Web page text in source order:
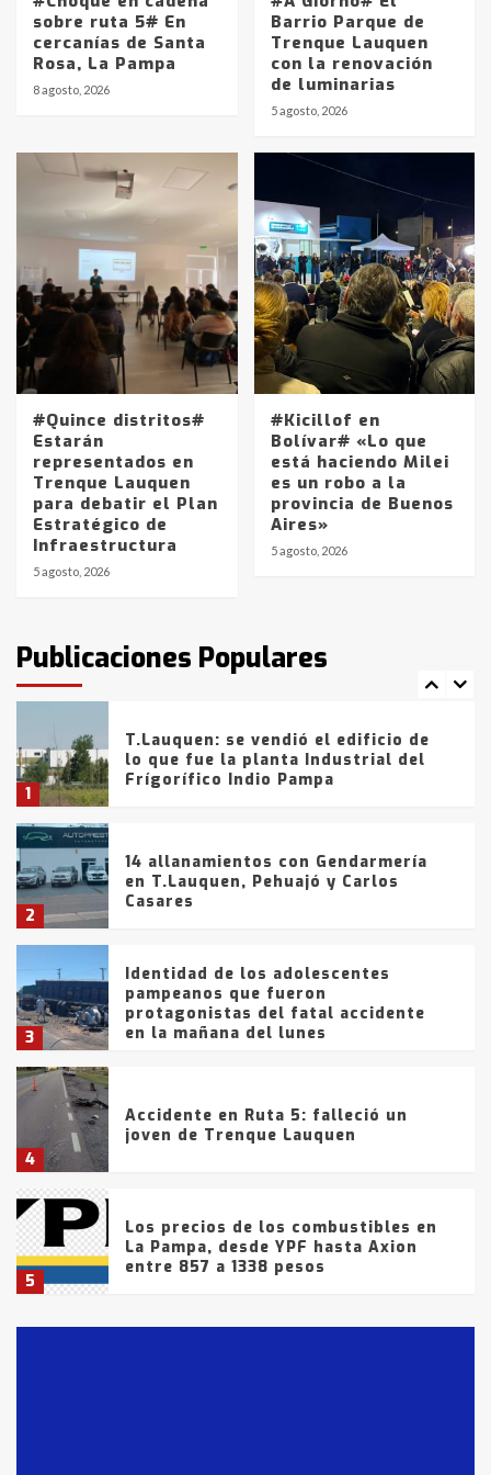
sobre ruta 5# En
cercanías de Santa
Rosa, La Pampa
8 agosto, 2026
Barrio Parque de
Trenque Lauquen
con la renovación
de luminarias
5 agosto, 2026
#Quince distritos#
Estarán
representados en
Trenque Lauquen
para debatir el Plan
Estratégico de
Infraestructura
5 agosto, 2026
#Kicillof en
Bolívar# «Lo que
está haciendo Milei
es un robo a la
provincia de Buenos
Aires»
5 agosto, 2026
Publicaciones Populares
Identidad de los adolescentes
protagonistas del fatal accidente
en la mañana del lunes
4
Accidente en Ruta 5: falleció un
joven de Trenque Lauquen
5
Los precios de los combustibles en
La Pampa, desde YPF hasta Axion
entre 857 a 1338 pesos
6
La Bolsa de Cereales de Bahía
Blanca anticipa que Agosto vendrá
con lluvias y heladas, en gran parte
de la provincia
fueron detenidos por
comercialización de drogas en la
tarde del sábado
1
T.Lauquen: se vendió el edificio de
lo que fue la planta Industrial del
Frígorífico Indio Pampa
2
14 allanamientos con Gendarmería
en T.Lauquen, Pehuajó y Carlos
Casares
3
Identidad de los adolescentes
pampeanos que fueron
protagonistas del fatal accidente
en la mañana del lunes
4
Accidente en Ruta 5: falleció un
joven de Trenque Lauquen
5
Los precios de los combustibles en
La Pampa, desde YPF hasta Axion
entre 857 a 1338 pesos